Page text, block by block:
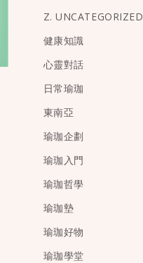
Z. UNCATEGORIZED
健康知識
心靈對話
日常瑜珈
東南亞
瑜珈企劃
瑜珈入門
瑜珈哲學
瑜珈墊
瑜珈好物
瑜珈學堂